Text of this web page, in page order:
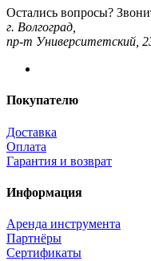
Остались вопросы?
г. Волгоград,
пр-т Университетский,
Покупателю
Доставка
Оплата
Гарантия и возврат
Информация
Аренда инструмента
Партнёры
Сертификаты